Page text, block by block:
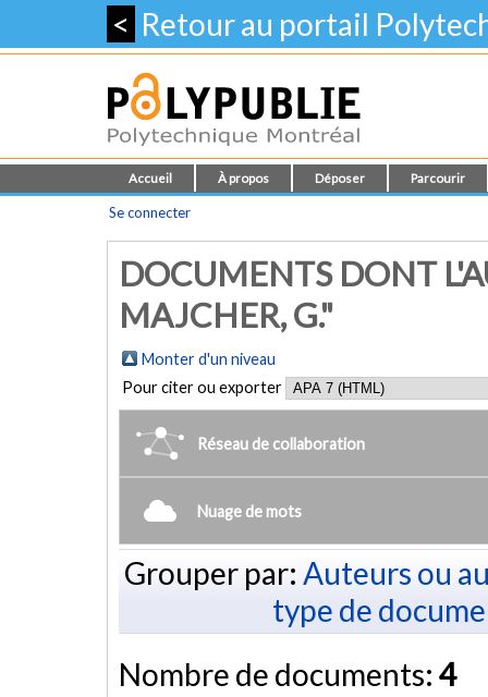
< Retour au portail
Accueil À propos Déposer Parcourir
Se connecter
DOCUMENTS DONT
MAJCHER, G."
Monter d'un niveau
Pour citer ou exporter
Réseau de collaboration
Nuage de mots
Grouper par: Auteurs ou
type de
Nombre de documents: 4